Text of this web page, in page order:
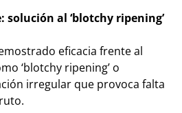
al ‘blotchy ripening’
eficacia frente al
‘blotchy ripening’ o
irregular que provoca falta